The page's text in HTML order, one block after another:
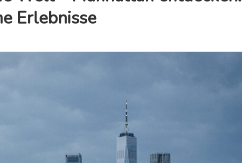
Erlebnisse